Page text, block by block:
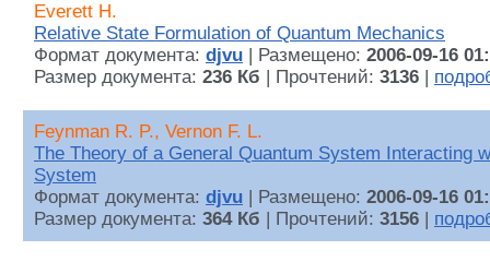
Everett H.
Relative State Formulation of Quantum Mechanics
Формат документа: djvu | Размещено: 2006-09-16
Размер документа: 236 Кб | Прочтений: 3136
Feynman R. P., Vernon F. L.
The Theory of a General Quantum System Interacting
System
Формат документа: djvu | Размещено: 2006-09-16
Размер документа: 364 Кб | Прочтений: 3156